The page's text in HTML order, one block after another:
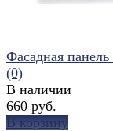
Фасадная
(0)
В наличии
660 руб.
В корзину